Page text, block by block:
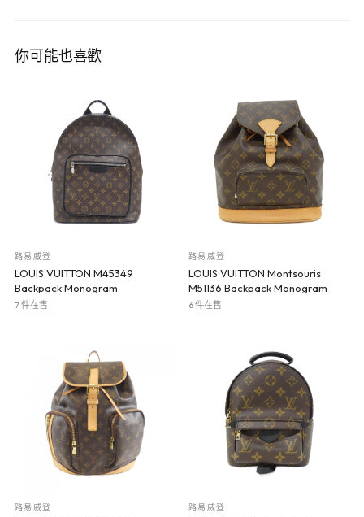
你可能也喜歡
路易威登
LOUIS VUITTON M45349
Backpack Monogram
7 件在售
路易威登
LOUIS VUITTON Montsouris
M51136 Backpack Monogram
6 件在售
路易威登 路易威登